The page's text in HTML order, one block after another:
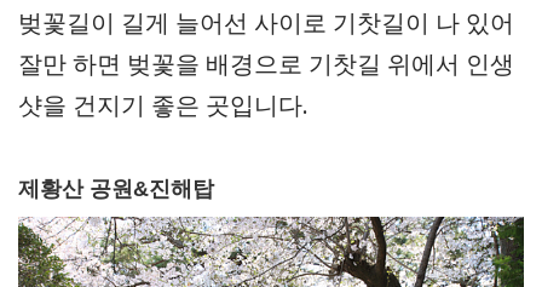
벚꽃길이 길게 늘어선 사이로 기찻길이 나 있어
잘만 하면 벚꽃을 배경으로 기찻길 위에서 인생
샷을 건지기 좋은 곳입니다.
제황산 공원&진해탑